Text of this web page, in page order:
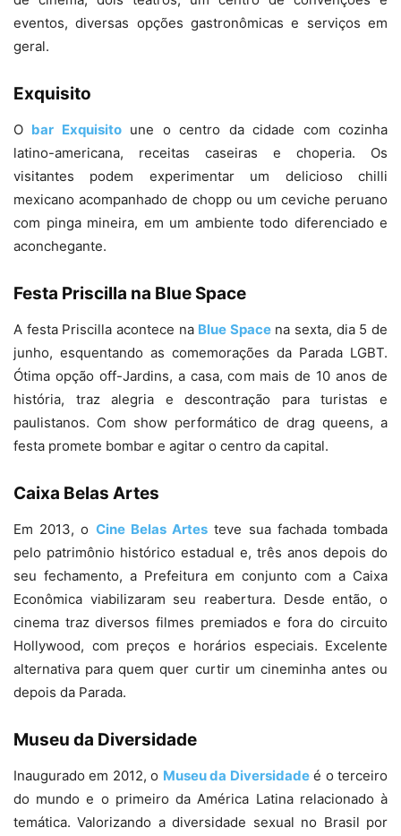
eventos, diversas opções gastronômicas e serviços em
geral.
Exquisito
O bar Exquisitoune o centro da cidade com cozinha
latino-americana, receitas caseiras e choperia. Os
visitantes podem experimentar um delicioso chilli
mexicano acompanhado de chopp ou um ceviche peruano
com pinga mineira, em um ambiente todo diferenciado e
aconchegante.
Festa Priscilla na Blue Space
A festa Priscilla acontece na Blue Spacena sexta, dia 5 de
junho, esquentando as comemorações da Parada LGBT.
Ótima opção off-Jardins, a casa, com mais de 10 anos de
história, traz alegria e descontração para turistas e
paulistanos. Com show performático de drag queens, a
festa promete bombar e agitar o centro da capital.
Caixa Belas Artes
Em 2013, o Cine Belas Artes teve sua fachada tombada
pelo patrimônio histórico estadual e, três anos depois do
seu fechamento, a Prefeitura em conjunto com a Caixa
Econômica viabilizaram seu reabertura. Desde então, o
cinema traz diversos filmes premiados e fora do circuito
Hollywood, com preços e horários especiais. Excelente
alternativa para quem quer curtir um cineminha antes ou
depois da Parada.
Museu da Diversidade
Inaugurado em 2012, o Museu da Diversidadeé o terceiro
do mundo e o primeiro da América Latina relacionado à
temática. Valorizando a diversidade sexual no Brasil por